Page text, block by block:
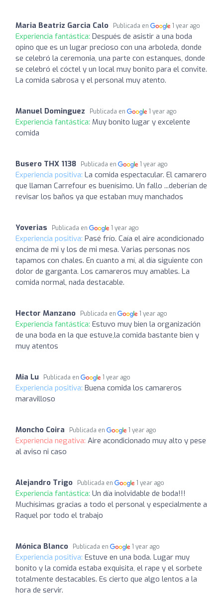
Maria Beatriz Garcia Calo Publicada en 1 year ago
Experiencia fantástica: Después de asistir a una boda
opino que es un lugar precioso con una arboleda, donde
se celebró la ceremonia, una parte con estanques, donde
se celebró el cóctel y un local muy bonito para el convite.
La comida sabrosa y el personal muy atento.
Manuel Dominguez Publicada en 1 year ago
Experiencia fantástica: Muy bonito lugar y excelente
comida
Busero THX 1138 Publicada en 1 year ago
Experiencia positiva: La comida espectacular. El camarero
que llaman Carrefour es buenísimo. Un fallo ...deberían de
revisar los baños ya que estaban muy manchados
Yoverias Publicada en 1 year ago
Experiencia positiva: Pasé frío. Caía el aire acondicionado
encima de mi y los de mi mesa. Varias personas nos
tapamos con chales. En cuanto a mí, al día siguiente con
dolor de garganta. Los camareros muy amables. La
comida normal, nada destacable.
Hector Manzano Publicada en 1 year ago
Experiencia fantástica: Estuvo muy bien la organización
de una boda en la que estuve,la comida bastante bien y
muy atentos
Mia Lu Publicada en 1 year ago
Experiencia positiva: Buena comida los camareros
maravilloso
Moncho Coira Publicada en 1 year ago
Experiencia negativa: Aire acondicionado muy alto y pese
al aviso ni caso
Alejandro Trigo Publicada en 1 year ago
Experiencia fantástica: Un día inolvidable de boda!!!
Muchísimas gracias a todo el personal y especialmente a
Raquel por todo el trabajo
Mónica Blanco Publicada en 1 year ago
Experiencia positiva: Estuve en una boda. Lugar muy
bonito y la comida estaba exquisita, el rape y el sorbete
totalmente destacables. Es cierto que algo lentos a la
hora de servir.